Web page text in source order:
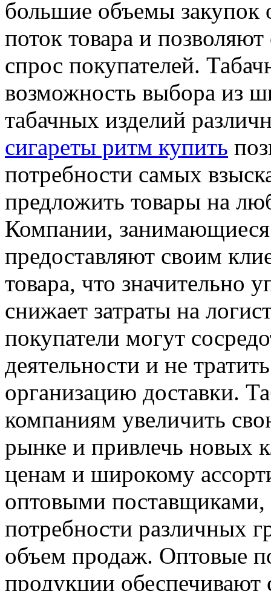
большие объемы закупок
поток товара и
спрос покупателей.
возможность выбора из
табачных изделий
сигареты ритм купить
потребности самых
предложить товары на
Компании,
предоставляют своим
товара, что значительно
снижает затраты на
покупатели могут
деятельности и не
организацию доставки.
компаниям увеличить
рынке и привлечь новых
ценам и широкому
оптовыми поставщиками,
потребности различных
объем продаж. Оптовые
продукции